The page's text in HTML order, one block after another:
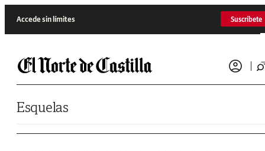
Accede sin límites Suscríbete
Esquelas